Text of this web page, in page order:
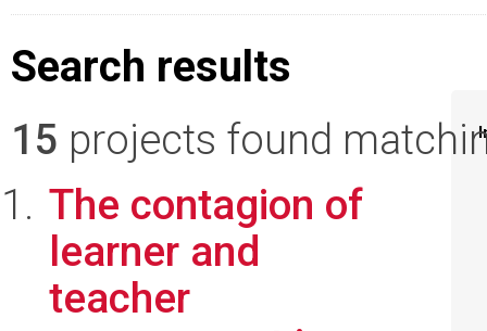
Search results
15 projects found
The contagion of
learner and
teacher